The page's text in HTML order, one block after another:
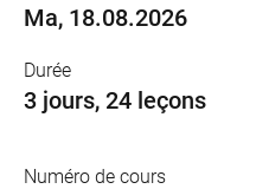
Ma, 18.08.2026
Numéro de cours
Durée
3 jours, 24 leçons